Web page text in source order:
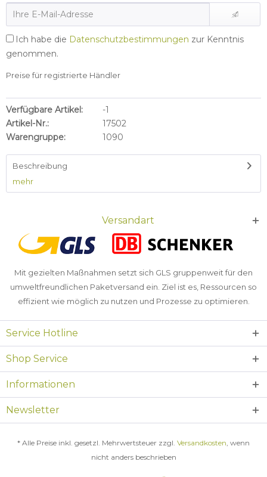
Ich habe die Datenschutzbestimmungen zur Kenntnis
genommen.
Preise für registrierte Händler
Verfügbare Artikel:
-1
Artikel-Nr.:
17502
Warengruppe:
1090
Beschreibung
mehr
Versandart
Mit gezielten Maßnahmen setzt sich GLS gruppenweit für den
umweltfreundlichen Paketversand ein. Ziel ist es, Ressourcen so
effizient wie möglich zu nutzen und Prozesse zu optimieren.
Service Hotline
Shop Service
Informationen
Newsletter
* Alle Preise inkl. gesetzl. Mehrwertsteuer zzgl. Versandkosten, wenn
nicht anders beschrieben